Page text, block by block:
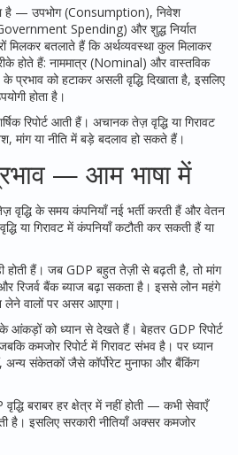
है — उपभोग (Consumption), निवेश
Spending) और शुद्ध निर्यात
बतलाते हैं कि अर्थव्यवस्था कुल मिलाकर
होते हैं: नाममात्र (Nominal) और वास्तविक
प्रभाव को हटाकर असली वृद्धि दिखाता है, इसलिए
होता है।
रिपोर्ट आती हैं। अचानक तेज़ वृद्धि या गिरावट
मांग या नीति में बड़े बदलाव हो सकते हैं।
— आम भाषा में
वृद्धि के समय कंपनियाँ नई भर्ती करती हैं और वेतन
या गिरावट में कंपनियाँ कटौती कर सकती हैं या
होती हैं। जब GDP बहुत तेज़ी से बढ़ती है, तो मांग
रिजर्व बैंक ब्याज बढ़ा सकता है। इससे लोन महंगे
लेने वालों पर असर आएगा।
आंकड़ों को ध्यान से देखते हैं। बेहतर GDP रिपोर्ट
कमजोर रिपोर्ट में गिरावट संभव है। पर ध्यान
अन्य संकेतकों जैसे कॉर्पोरेट मुनाफा और बैंकिंग
बराबर हर क्षेत्र में नहीं होती — कभी सेवाएँ
इसलिए सरकारी नीतियाँ अक्सर कमजोर